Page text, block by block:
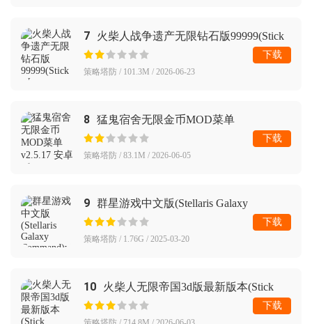
7
火柴人战争遗产无限钻石版99999(Stick
War: Legacy)
策略塔防 / 101.3M / 2026-06-23
下载
8 猛鬼宿舍无限金币MOD菜单
策略塔防 / 83.1M / 2026-06-05
下载
9 群星游戏中文版(Stellaris Galaxy
Command)
策略塔防 / 1.76G / 2025-03-20
下载
10
火柴人无限帝国3d版最新版本(Stick
Infinite Kingdom)
下载